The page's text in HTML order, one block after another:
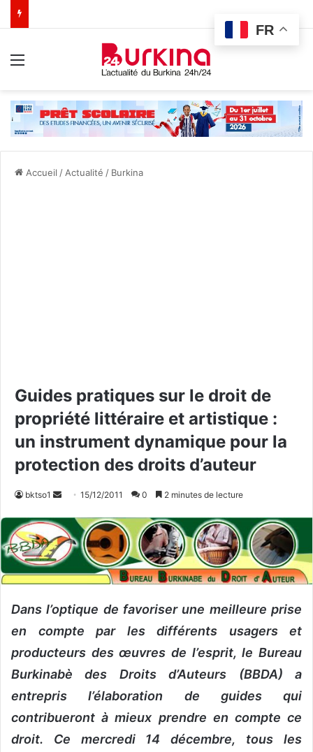
Accueil / Actualité / Burkina
Guides pratiques sur le droit de
propriété littéraire et artistique :
un instrument dynamique pour la
protection des droits d’auteur
bktso1
v
o
y
e
u
n
u
r
e
15/12/2011 0 2 minutes de lecture
Dans l’optique de favoriser une meilleure prise
en compte par les différents usagers et
producteurs des œuvres de l’esprit, le Bureau
Burkinabè des Droits d’Auteurs (BBDA) a
entrepris l’élaboration de guides qui
contribueront à mieux prendre en compte ce
droit. Ce mercredi 14 décembre, tous les
FR